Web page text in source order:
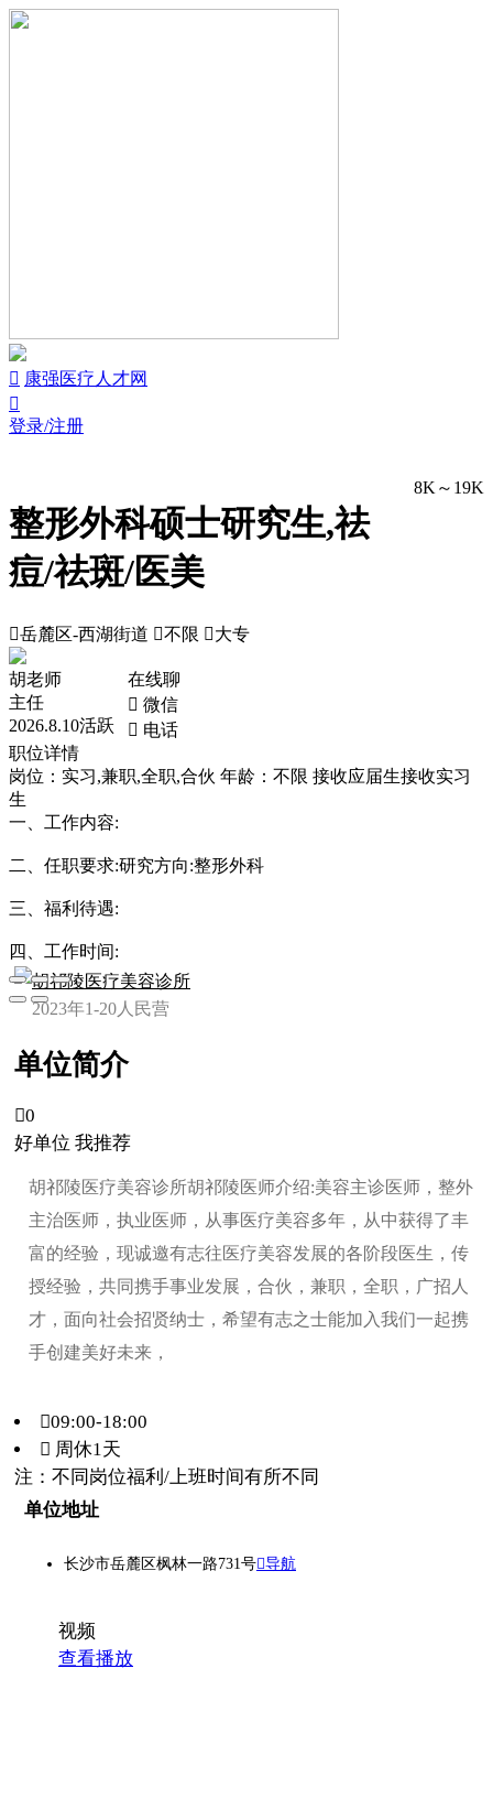
 康强医疗人才网

登录/注册
整形外科硕士研究生,祛
痘/祛斑/医美
8K～19K
岳麓区-西湖街道 不限 大专
胡老师
主任
2026.8.10活跃
在线聊
 微信
 电话
职位详情
岗位：实习,兼职,全职,合伙 年龄：不限 接收应届生接收实习
生
一、工作内容:
二、任职要求:研究方向:整形外科
三、福利待遇:
四、工作时间:
胡祁陵医疗美容诊所
2023年1-20人 民营
单位简介
0
好单位 我推荐
胡祁陵医疗美容诊所胡祁陵医师介绍:美容主诊医师，整外
主治医师，执业医师，从事医疗美容多年，从中获得了丰
富的经验，现诚邀有志往医疗美容发展的各阶段医生，传
授经验，共同携手事业发展，合伙，兼职，全职，广招人
才，面向社会招贤纳士，希望有志之士能加入我们一起携
手创建美好未来，
09:00-18:00
 周休1天
注：不同岗位福利/上班时间有所不同
单位地址
长沙市岳麓区枫林一路731号导航
视频
查看播放